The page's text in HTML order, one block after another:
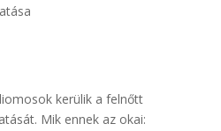
kerülik a felnőtt
Mik ennek az okai: